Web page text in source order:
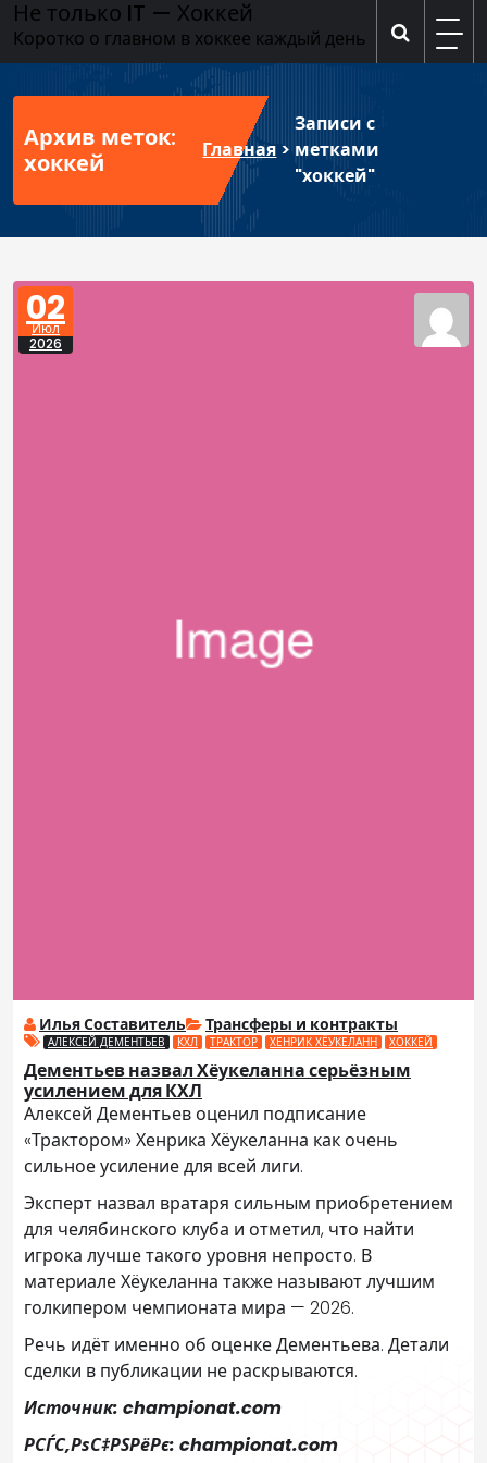
Перейти
содержимому
Не только IT — Хоккей
Коротко о главном в хоккее каждый день
Архив меток:
хоккей
Главная >
Записи с
метками
"хоккей"
02
Июл
2026
Илья Составитель Трансферы и контракты
АЛЕКСЕЙ ДЕМЕНТЬЕВ КХЛ ТРАКТОР ХЕНРИК ХЁУКЕЛАНН ХОККЕЙ
Дементьев назвал Хёукеланна серьёзным
усилением для КХЛ
Алексей Дементьев оценил подписание
«Трактором» Хенрика Хёукеланна как очень
сильное усиление для всей лиги.
Эксперт назвал вратаря сильным приобретением
для челябинского клуба и отметил, что найти
игрока лучше такого уровня непросто. В
материале Хёукеланна также называют лучшим
голкипером чемпионата мира — 2026.
Речь идёт именно об оценке Дементьева. Детали
сделки в публикации не раскрываются.
Источник: championat.com
РСЃС‚РѕС‡РЅРёРє: championat.com